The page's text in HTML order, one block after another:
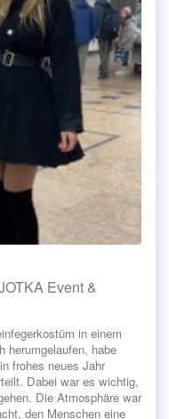
Event &
in einem
herumgelaufen, habe
frohes neues Jahr
Dabei war es wichtig,
Die Atmosphäre war
den Menschen eine